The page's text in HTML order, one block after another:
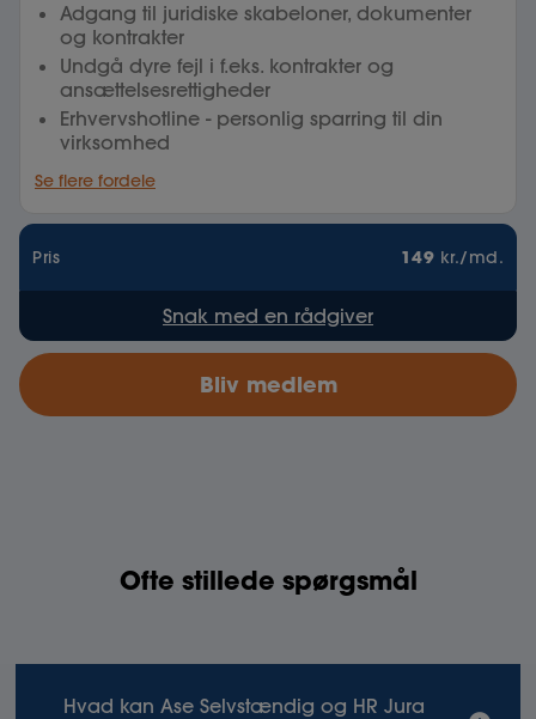
Adgang til juridiske skabeloner, dokumenter
og kontrakter
Undgå dyre fejl i f.eks. kontrakter og
ansættelsesrettigheder
Erhvervshotline - personlig sparring til din
virksomhed
Se flere fordele
Pris 149 kr./md.
Snak med en rådgiver
Bliv medlem
Ofte stillede spørgsmål
Hvad kan Ase Selvstændig og HR Jura